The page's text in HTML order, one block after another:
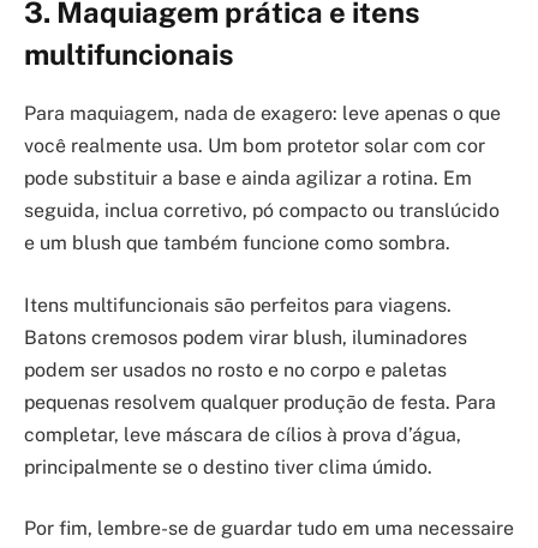
3. Maquiagem prática e itens
multifuncionais
Para maquiagem, nada de exagero: leve apenas o que
você realmente usa. Um bom protetor solar com cor
pode substituir a base e ainda agilizar a rotina. Em
seguida, inclua corretivo, pó compacto ou translúcido
e um blush que também funcione como sombra.
Itens multifuncionais são perfeitos para viagens.
Batons cremosos podem virar blush, iluminadores
podem ser usados no rosto e no corpo e paletas
pequenas resolvem qualquer produção de festa. Para
completar, leve máscara de cílios à prova d’água,
principalmente se o destino tiver clima úmido.
Por fim, lembre-se de guardar tudo em uma necessaire